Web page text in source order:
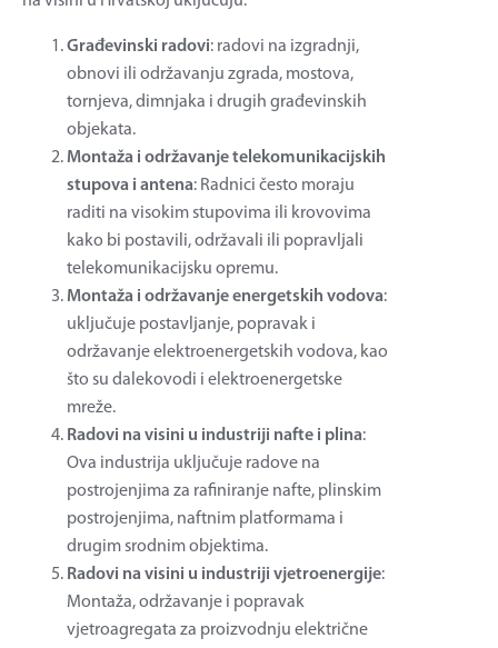
Građevinski radovi: radovi na izgradnji,
obnovi ili održavanju zgrada, mostova,
tornjeva, dimnjaka i drugih građevinskih
objekata.
Montaža i održavanje telekomunikacijskih
stupova i antena: Radnici često moraju
raditi na visokim stupovima ili krovovima
kako bi postavili, održavali ili popravljali
telekomunikacijsku opremu.
Montaža i održavanje energetskih vodova:
uključuje postavljanje, popravak i
održavanje elektroenergetskih vodova, kao
što su dalekovodi i elektroenergetske
mreže.
Radovi na visini u industriji nafte i plina:
Ova industrija uključuje radove na
postrojenjima za rafiniranje nafte, plinskim
postrojenjima, naftnim platformama i
drugim srodnim objektima.
Radovi na visini u industriji vjetroenergije:
Montaža, održavanje i popravak
vjetroagregata za proizvodnju električne